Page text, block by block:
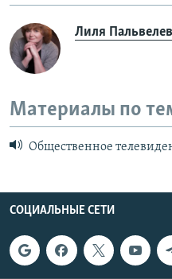
Лиля
Материалы по
Общественное
СОЦИАЛЬНЫЕ СЕТИ